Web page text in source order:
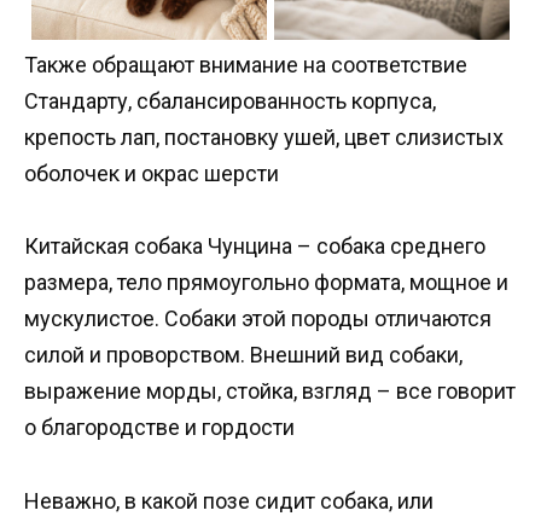
Также обращают внимание на соответствие
Стандарту, сбалансированность корпуса,
крепость лап, постановку ушей, цвет слизистых
оболочек и окрас шерсти
Китайская собака Чунцина – собака среднего
размера, тело прямоугольно формата, мощное и
мускулистое. Собаки этой породы отличаются
силой и проворством. Внешний вид собаки,
выражение морды, стойка, взгляд – все говорит
о благородстве и гордости
Неважно, в какой позе сидит собака, или